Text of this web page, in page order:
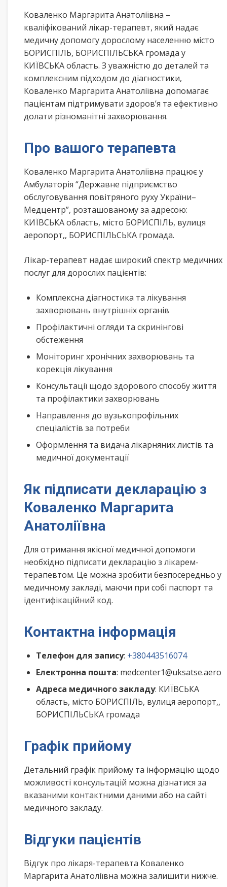
Коваленко Маргарита Анатоліївна –
кваліфікований лікар-терапевт, який надає
медичну допомогу дорослому населенню місто
БОРИСПІЛЬ, БОРИСПІЛЬСЬКА громада у
КИЇВСЬКА область. З уважністю до деталей та
комплексним підходом до діагностики,
Коваленко Маргарита Анатоліївна допомагає
пацієнтам підтримувати здоров’я та ефективно
долати різноманітні захворювання.
Про вашого терапевта
Коваленко Маргарита Анатоліївна працює у
Амбулаторія “Державне підприємство
обслуговування повітряного руху України–
Медцентр”, розташованому за адресою:
КИЇВСЬКА область, місто БОРИСПІЛЬ, вулиця
аеропорт,, БОРИСПІЛЬСЬКА громада.
Лікар-терапевт надає широкий спектр медичних
послуг для дорослих пацієнтів:
Комплексна діагностика та лікування
захворювань внутрішніх органів
Профілактичні огляди та скринінгові
обстеження
Моніторинг хронічних захворювань та
корекція лікування
Консультації щодо здорового способу життя
та профілактики захворювань
Направлення до вузькопрофільних
спеціалістів за потреби
Оформлення та видача лікарняних листів та
медичної документації
Як підписати декларацію з
Коваленко Маргарита
Анатоліївна
Для отримання якісної медичної допомоги
необхідно підписати декларацію з лікарем-
терапевтом. Це можна зробити безпосередньо у
медичному закладі, маючи при собі паспорт та
ідентифікаційний код.
Контактна інформація
Телефон для запису: +380443516074
Електронна пошта: medcenter1@uksatse.aero
Адреса медичного закладу: КИЇВСЬКА
область, місто БОРИСПІЛЬ, вулиця аеропорт,,
БОРИСПІЛЬСЬКА громада
Графік прийому
Детальний графік прийому та інформацію щодо
можливості консультацій можна дізнатися за
вказаними контактними даними або на сайті
медичного закладу.
Відгуки пацієнтів
Відгук про лікаря-терапевта Коваленко
Маргарита Анатоліївна можна залишити нижче.